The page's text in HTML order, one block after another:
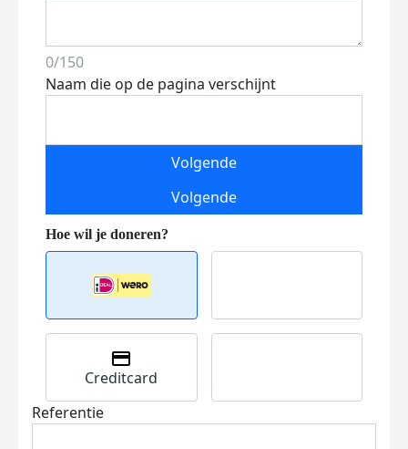
0/150
Naam die op de pagina verschijnt
Volgende
Volgende
Creditcard
Referentie